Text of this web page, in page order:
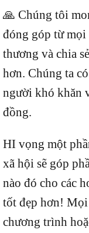
🙏 Chúng tôi
đóng góp từ mọi
thương và chia
hơn. Chúng ta
người khó khăn
đồng.
HI vọng một
xã hội sẽ góp
nào đó cho các
tốt đẹp hơn!
chương trình